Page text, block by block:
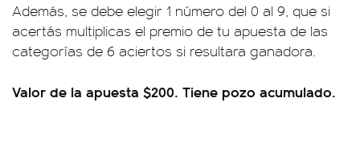
Además, se debe elegir 1 número del 0 al 9, que si
acertás multiplicas el premio de tu apuesta de las
categorías de 6 aciertos si resultara ganadora.
Valor de la apuesta $200. Tiene pozo acumulado.